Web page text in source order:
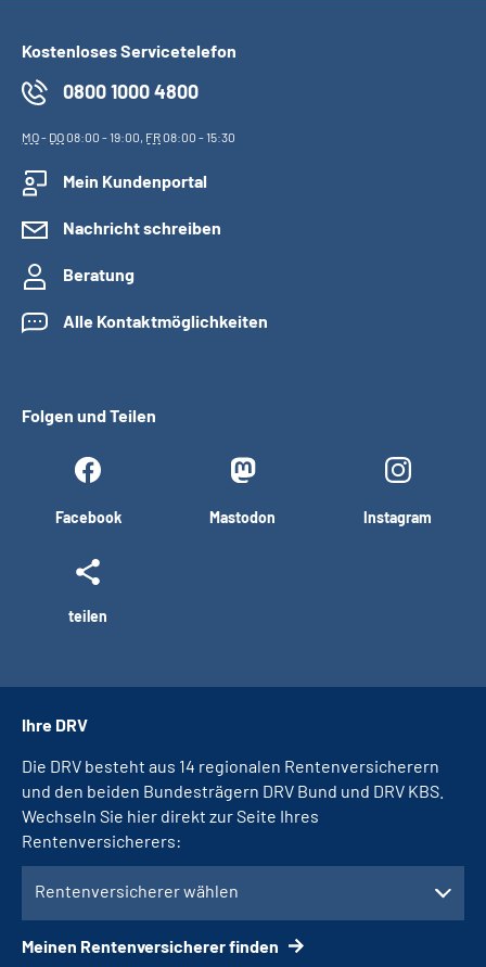
Kostenloses Servicetelefon
0800 1000 4800
MO- DO08:00 - 19:00, FR08:00 - 15:30
Mein Kundenportal
Nachricht schreiben
Beratung
Alle Kontaktmöglichkeiten
Folgen und Teilen
Facebook Mastodon Instagram
teilen
Ihre DRV
Die DRV besteht aus 14 regionalen Rentenversicherern
und den beiden Bundesträgern DRV Bund und DRV KBS.
Wechseln Sie hier direkt zur Seite Ihres
Rentenversicherers:
Rentenversicherer wählen
Meinen Rentenversicherer finden